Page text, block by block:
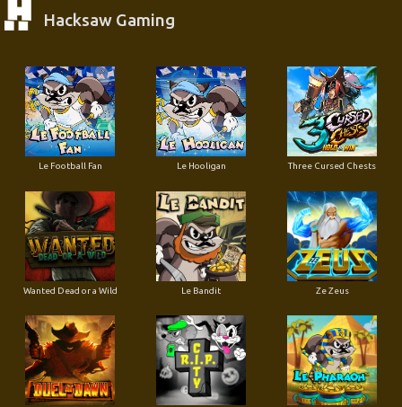
Hacksaw Gaming
Le Football Fan Le Hooligan Three Cursed Chests
Wanted Dead or a Wild Le Bandit Ze Zeus